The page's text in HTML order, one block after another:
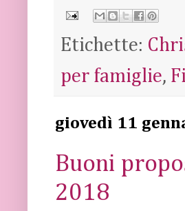
Etichette:
per famiglie,
giovedì 11
Buoni
2018